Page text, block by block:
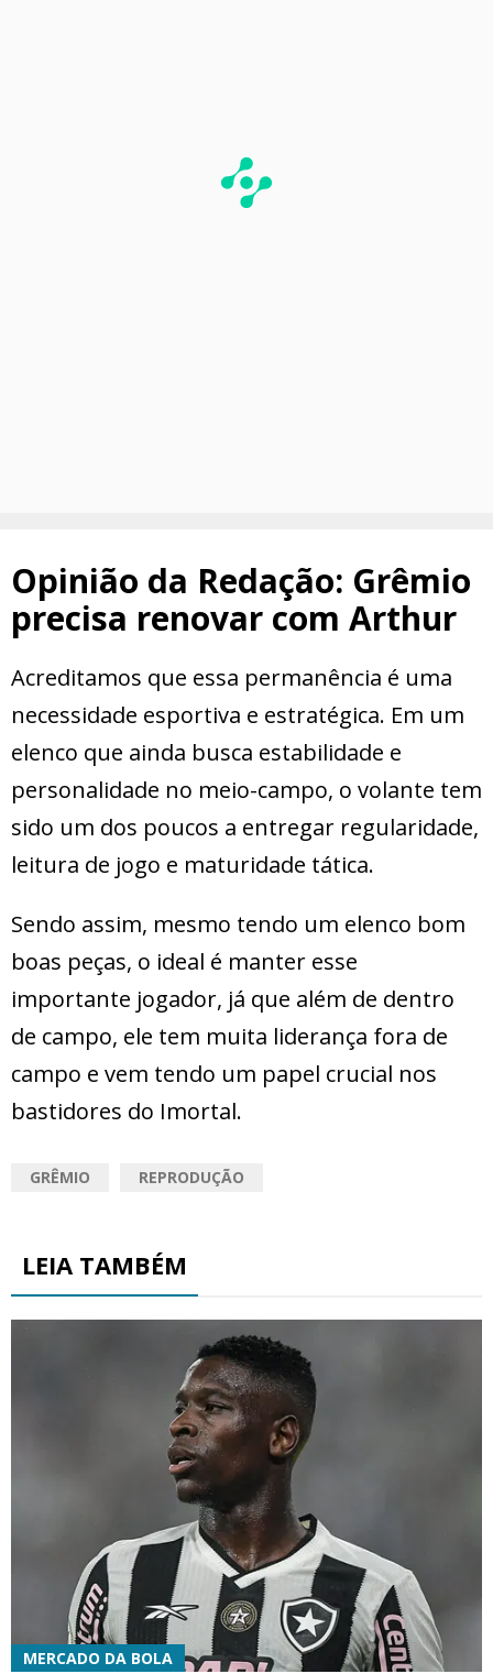
Opinião da Redação: Grêmio
precisa renovar com Arthur
Acreditamos que essa permanência é uma
necessidade esportiva e estratégica. Em um
elenco que ainda busca estabilidade e
personalidade no meio-campo, o volante tem
sido um dos poucos a entregar regularidade,
leitura de jogo e maturidade tática.
Sendo assim, mesmo tendo um elenco bom
boas peças, o ideal é manter esse
importante jogador, já que além de dentro
de campo, ele tem muita liderança fora de
campo e vem tendo um papel crucial nos
bastidores do Imortal.
GRÊMIO REPRODUÇÃO
LEIA TAMBÉM
MERCADO DA BOLA